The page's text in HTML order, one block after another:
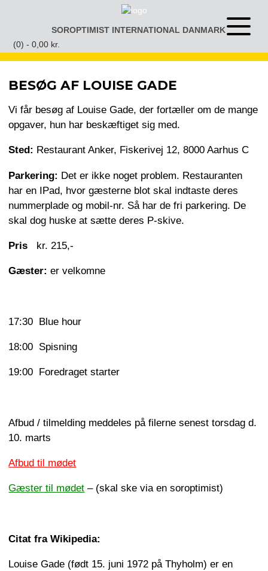
SOROPTIMIST INTERNATIONAL DANMARKÅben
menu
(0) - 0,00 kr.
BESØG AF LOUISE GADE
Vi får besøg af Louise Gade, der fortæller om de mange
opgaver, hun har beskæftiget sig med.
Sted: Restaurant Anker, Fiskerivej 12, 8000 Aarhus C
Parkering: Det er ikke noget problem. Restauranten
har en IPad, hvor gæsterne blot skal indtaste deres
nummerplade og mobil-nr. Så har de fri parkering. De
skal dog huske at sætte deres P-skive.
Pris kr. 215,-
Gæster: er velkomne
17:30 Blue hour
18:00 Spisning
19:00 Foredraget starter
Afbud / tilmelding meddeles på filerne senest torsdag d.
10. marts
Afbud til mødet
Gæster til mødet – (skal ske via en soroptimist)
Citat fra Wikipedia:
Louise Gade (født 15. juni 1972 på Thyholm) er en